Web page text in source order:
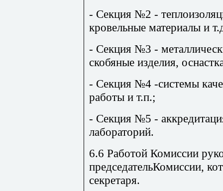
- Секция №2 -
кровельные материалы и
- Секция №3 -
скобяные изделия,
- Секция №4 -системы
работы и т.п.;
- Секция №5 -
лабораторий.
6.6 Работой Комиссии
председательКомиссии,
секретаря.